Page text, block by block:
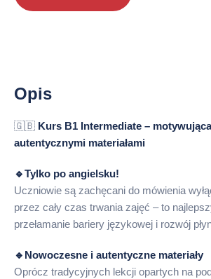
Opis
🇬🇧 Kurs B1 Intermediate –
autentycznymi materiałami
🔹Tylko po angielsku!
Uczniowie są zachęcani do mówienia
przez cały czas trwania zajęć – to
przełamanie bariery językowej i rozwój
🔹Nowoczesne i autentyczne materiały
Oprócz tradycyjnych lekcji opartych na